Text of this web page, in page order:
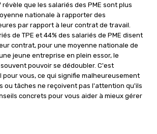
révèle que les salariés des PME sont plus
nationale à rapporter des
par rapport à leur contrat de travail.
de TPE et 44% des salariés de PME disent
contrat, pour une moyenne nationale de
jeune entreprise en plein essor, le
pouvoir se dédoubler. C'est
vous, ce qui signifie malheureusement
ou tâches ne reçoivent pas l'attention qu'ils
concrets pour vous aider à mieux gérer